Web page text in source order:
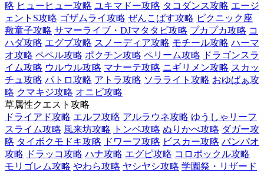
略 ヒューヒュー攻略 ユキマドー攻略 タコダンス攻略 エージ
ェントS攻略 ゴザムライ攻略 ぜんこぱす攻略 ピクニック座
敷童子攻略 サマーライブ・DJマタタビ攻略 プカプカ攻略 コ
ハダ攻略 エグブ攻略 スノーディア攻略 モチール攻略 ハーマ
オ攻略 ペペル攻略 ポクチン攻略 ペリーム攻略 ドラゴンスラ
イム攻略 ウルウル攻略 マナーテ攻略 ニギリメン攻略 スカッ
チュ攻略 パトロ攻略 アトラ攻略 ソラライト攻略 おゆばぁ攻
略 クマキジ攻略 オニビ攻略
草属性クエスト攻略
ドライアド攻略 エルフ攻略 アルラウネ攻略 ゆうしゃリーフ
スライム攻略 風来坊攻略 トンベ攻略 ぬりかべ攻略 ダガー攻
略 タイボクモドキ攻略 ドワーフ攻略 ビスカー攻略 パンパオ
攻略 ドラッコ攻略 ハナ攻略 エグピ攻略 コロポックル攻略
モリゴレム攻略 やわら攻略 ヤシヤシ攻略 学園祭・リザード